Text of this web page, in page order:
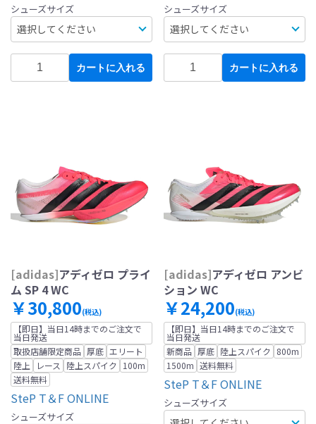
シューズサイズ
カートに入れる
シューズサイズ
カートに入れる
[adidas]アディゼロ プライ
ム SP 4 WC
￥30,800(税込)
【即日】当日14時までのご注文で
当日発送
取扱店舗限定商品 厚底 エリート
陸上
レース 陸上スパイク 100m
送料無料
SteP T＆F ONLINE
シューズサイズ
[adidas]アディゼロ アンビ
ション WC
￥24,200(税込)
【即日】当日14時までのご注文で
当日発送
新商品 厚底 陸上スパイク 800m
1500m 送料無料
SteP T＆F ONLINE
シューズサイズ